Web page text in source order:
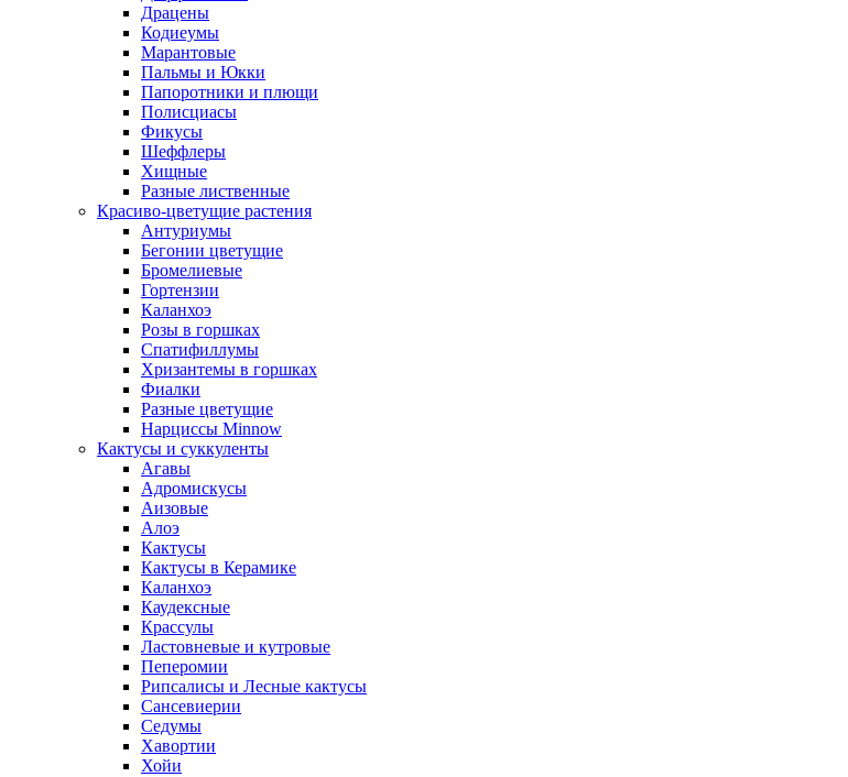
Драцены
Кодиеумы
Марантовые
Пальмы и Юкки
Папоротники и плющи
Полисциасы
Фикусы
Шеффлеры
Хищные
Разные лиственные
Красиво-цветущие растения
Антуриумы
Бегонии цветущие
Бромелиевые
Гортензии
Каланхоэ
Розы в горшках
Спатифиллумы
Хризантемы в горшках
Фиалки
Разные цветущие
Нарциссы Minnow
Кактусы и суккуленты
Агавы
Адромискусы
Аизовые
Алоэ
Кактусы
Кактусы в Керамике
Каланхоэ
Каудексные
Крассулы
Ластовневые и кутровые
Пеперомии
Рипсалисы и Лесные кактусы
Сансевиерии
Седумы
Хавортии
Хойи